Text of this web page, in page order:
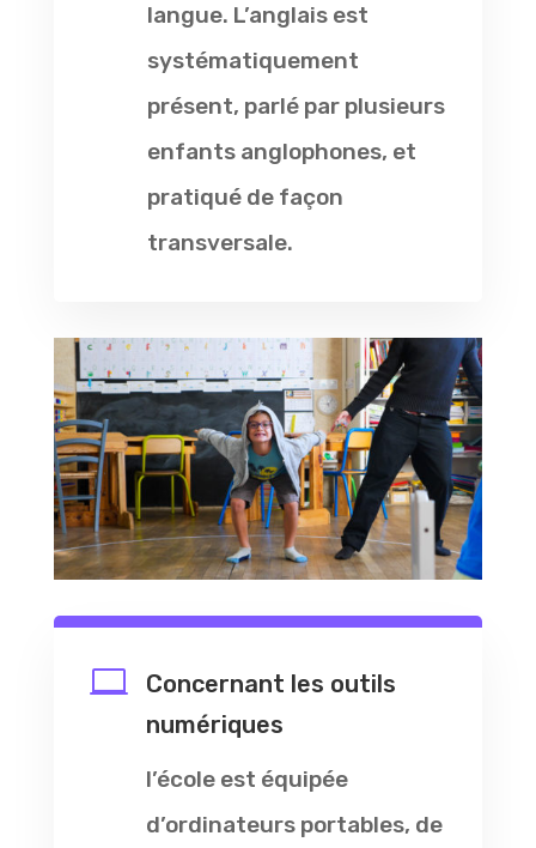
langue. L’anglais est
systématiquement
présent, parlé par plusieurs
enfants anglophones, et
pratiqué de façon
transversale.

Concernant les outils
numériques
l’école est équipée
d’ordinateurs portables, de